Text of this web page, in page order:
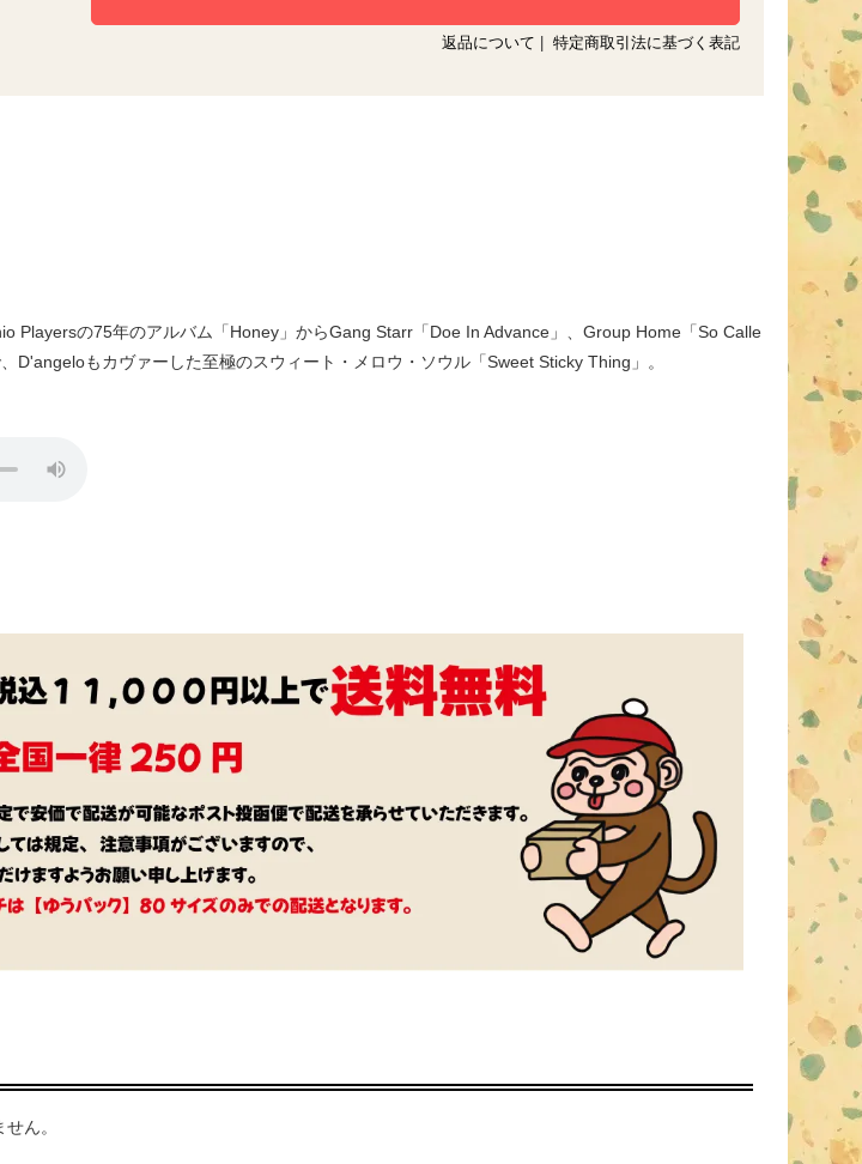
返品について 特定商取引法に基づく表記
Playersの75年のアルバム「Honey」からGang Starr「Doe In Advance」、Group Home「So Calle
D'angeloもカヴァーした至極のスウィート・メロウ・ソウル「Sweet Sticky Thing」。
ん。